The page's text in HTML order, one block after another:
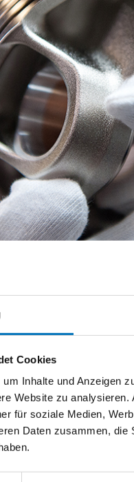
Cookies
Inhalte und Anzeigen
Website zu
für soziale Medien,
Daten zusammen,
der
werden sowohl
hat sich das